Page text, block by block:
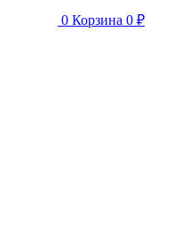
0 Корзина 0 ₽